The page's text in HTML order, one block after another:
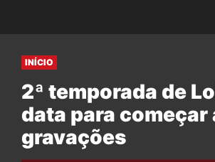
INÍCIO
2ª temporada de
data para começar
gravações